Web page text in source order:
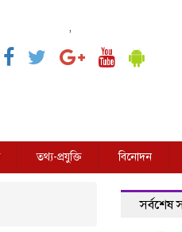
,
তথ্য-প্রযুক্তি বিনোদন
সর্বশেষ